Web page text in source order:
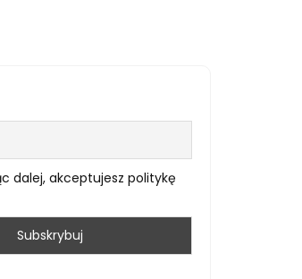
dalej, akceptujesz politykę